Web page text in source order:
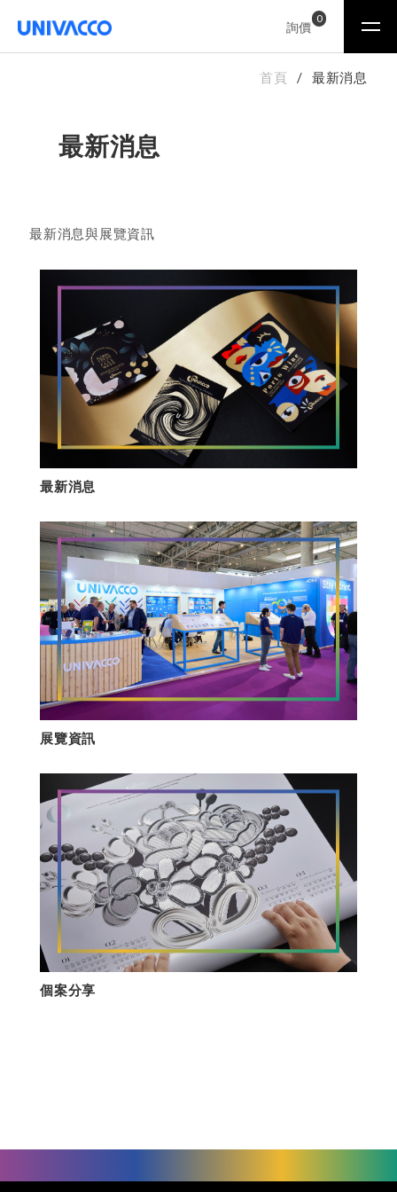
詢價
0
首頁 最新消息
最新消息
最新消息與展覽資訊
最新消息
展覽資訊
個案分享